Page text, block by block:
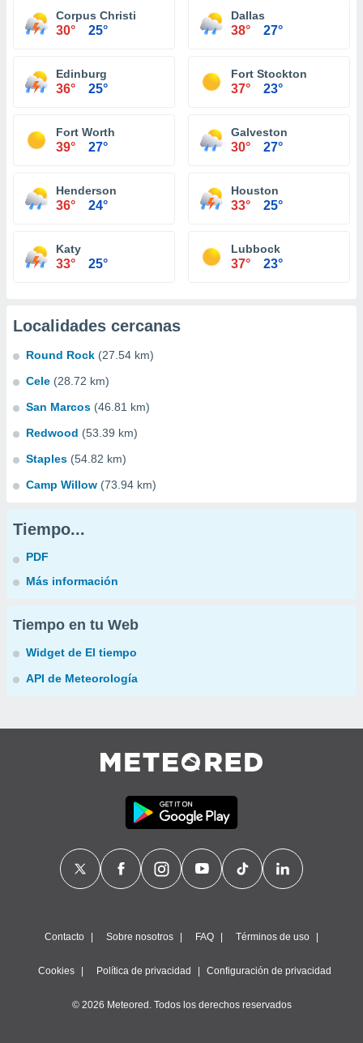
Corpus Christi
30° 25°
Dallas
38° 27°
Edinburg
36° 25°
Fort Stockton
37° 23°
Fort Worth
39° 27°
Galveston
30° 27°
Henderson
36° 24°
Houston
33° 25°
Katy
33° 25°
Lubbock
37° 23°
Localidades cercanas
Round Rock (27.54 km)
Cele (28.72 km)
San Marcos (46.81 km)
Redwood (53.39 km)
Staples (54.82 km)
Camp Willow (73.94 km)
Tiempo...
PDF
Más información
Tiempo en tu Web
Widget de El tiempo
API de Meteorología
Contacto Sobre nosotros FAQ Términos de uso
Cookies Política de privacidad Configuración de privacidad
© 2026 Meteored. Todos los derechos reservados